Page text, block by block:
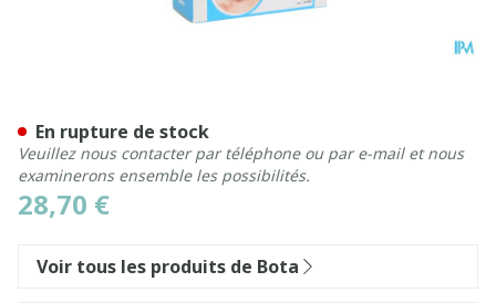
28,70 €
En rupture de stock
Veuillez nous contacter par téléphone ou par e-mail et nous
examinerons ensemble les possibilités.
Voir tous les produits de Bota